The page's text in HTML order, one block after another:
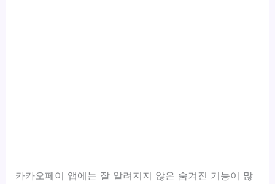
카카오페이 앱에는 잘 알려지지 않은 숨겨진 기능이 많